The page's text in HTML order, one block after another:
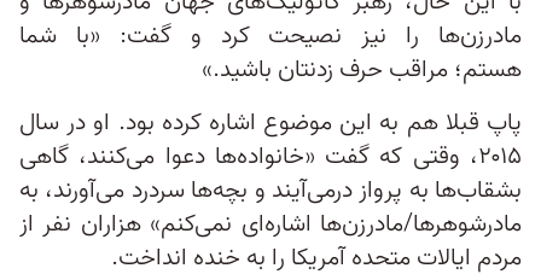
مادرزن‌ها را نیز نصیحت کرد و گفت: «با شما
هستم؛ مراقب حرف زدنتان باشید.»
پاپ قبلا هم به این موضوع اشاره کرده بود. او در سال
۲۰۱۵، وقتی که گفت «خانواده‌ها دعوا می‌کنند، گاهی
بشقاب‌ها به پرواز درمی‌آیند و بچه‌ها سردرد می‌آورند، به
مادرشوهرها/مادرزن‌ها اشاره‌ای نمی‌کنم» هزاران نفر از
مردم ایالات متحده آمریکا را به خنده انداخت.